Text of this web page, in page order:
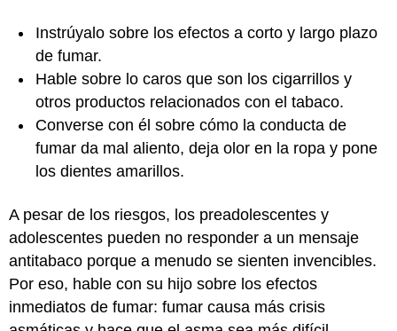
Instrúyalo sobre los efectos a corto y largo plazo
de fumar.
Hable sobre lo caros que son los cigarrillos y
otros productos relacionados con el tabaco.
Converse con él sobre cómo la conducta de
fumar da mal aliento, deja olor en la ropa y pone
los dientes amarillos.
A pesar de los riesgos, los preadolescentes y
adolescentes pueden no responder a un mensaje
antitabaco porque a menudo se sienten invencibles.
Por eso, hable con su hijo sobre los efectos
inmediatos de fumar: fumar causa más crisis